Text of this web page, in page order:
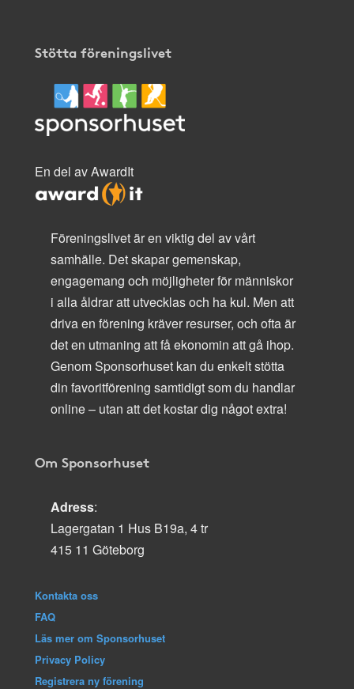
Stötta föreningslivet
En del av AwardIt
Föreningslivet är en viktig del av vårt
samhälle. Det skapar gemenskap,
engagemang och möjligheter för människor
i alla åldrar att utvecklas och ha kul. Men att
driva en förening kräver resurser, och ofta är
det en utmaning att få ekonomin att gå ihop.
Genom Sponsorhuset kan du enkelt stötta
din favoritförening samtidigt som du handlar
online – utan att det kostar dig något extra!
Om Sponsorhuset
Adress:
Lagergatan 1 Hus B19a, 4 tr
415 11 Göteborg
Kontakta oss
FAQ
Läs mer om Sponsorhuset
Privacy Policy
Registrera ny förening